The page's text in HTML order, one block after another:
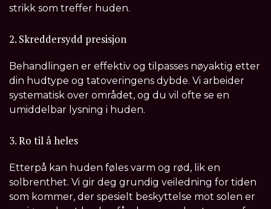
strikk som treffer huden.
2. Skreddersydd presisjon
Behandlingen er effektiv og tilpasses nøyaktig etter
din hudtype og tatoveringens dybde. Vi arbeider
systematisk over området, og du vil ofte se en
umiddelbar lysning i huden.
3. Ro til å heles
Etterpå kan huden føles varm og rød, lik en
solbrenthet. Vi gir deg grundig veiledning for tiden
som kommer, der spesielt beskyttelse mot solen er